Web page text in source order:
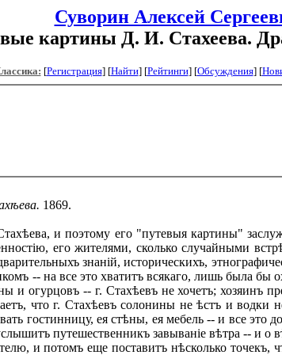
Суворин Алексей
картины Д. И. Стахеева.
[Регистрация] [Найти] [Рейтинги] [Обсуждения] [
1869.
и поэтому его "путевыя картины"
его жителями, сколько случайными
знаній, историческихъ,
-- на все это хватитъ всякаго, лишь была бы
и огурцовъ -- г. Стахѣевъ не хочетъ; хозяинъ
что г. Стахѣевъ солонины не ѣстъ и водки
гостинницу, ея стѣны, ея мебель -- и все
путешественникъ завываніе вѣтра -- и
и потомъ еще поставитъ нѣсколько точекъ,